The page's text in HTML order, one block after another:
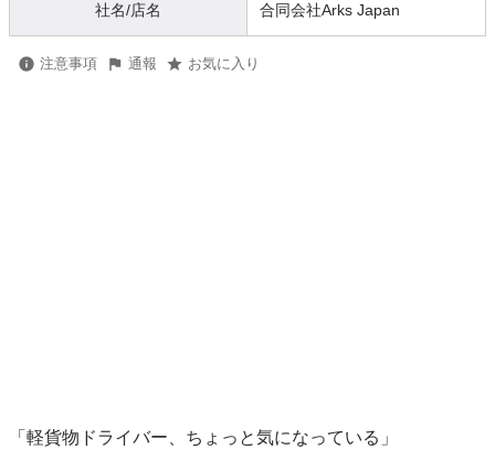
社名/店名 合同会社Arks Japan
注意事項 通報 お気に入り
「軽貨物ドライバー、ちょっと気になっている」